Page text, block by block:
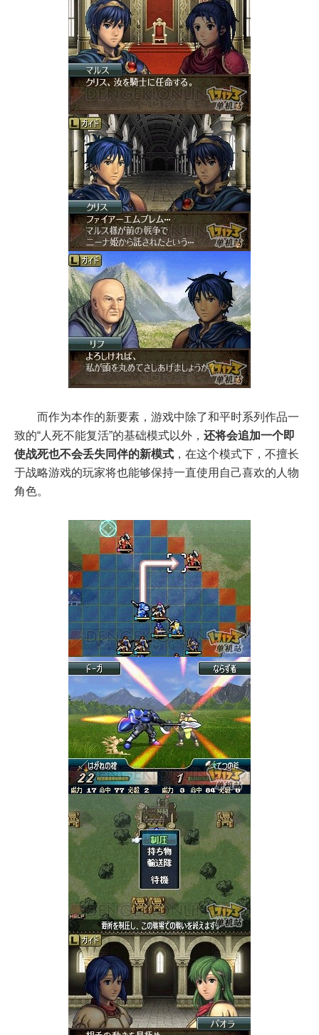
而作为本作的新要素，游戏中除了和平时系列作品一
致的“人死不能复活”的基础模式以外， 还将会追加一个即
使战死也不会丢失同伴的新模式 ，在这个模式下，不擅长
于战略游戏的玩家将也能够保持一直使用自己喜欢的人物
角色。